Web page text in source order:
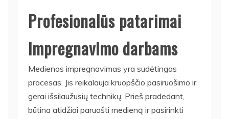
Profesionalūs patarimai
impregnavimo darbams
Medienos impregnavimas yra sudėtingas
procesas. Jis reikalauja kruopščio pasiruošimo ir
gerai išsilaužusių technikų. Prieš pradedant,
būtina atidžiai paruošti medieną ir pasirinkti